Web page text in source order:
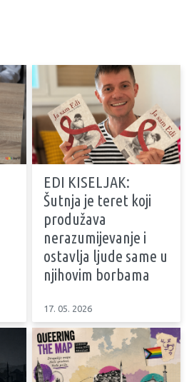
EDI KISELJAK:
Šutnja je teret koji
produžava
nerazumijevanje i
ostavlja ljude same u
njihovim borbama
17. 05. 2026